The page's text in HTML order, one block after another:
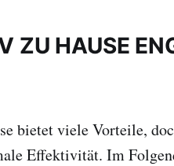
ZU HAUSE
bietet viele Vorteile,
Effektivität. Im